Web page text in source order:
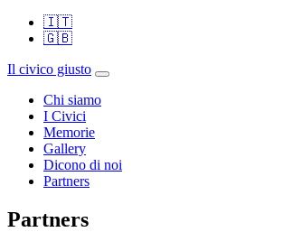
🇮🇹
🇬🇧
Il civico giusto
Chi siamo
I Civici
Memorie
Gallery
Dicono di noi
Partners
Partners